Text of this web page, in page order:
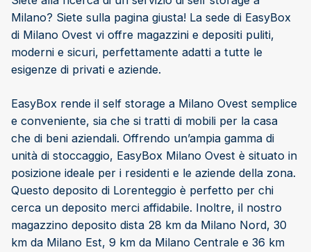
Milano? Siete sulla pagina giusta! La sede di EasyBox
di Milano Ovest vi offre magazzini e depositi puliti,
moderni e sicuri, perfettamente adatti a tutte le
esigenze di privati e aziende.
EasyBox rende il self storage a Milano Ovest semplice
e conveniente, sia che si tratti di mobili per la casa
che di beni aziendali. Offrendo un’ampia gamma di
unità di stoccaggio, EasyBox Milano Ovest è situato in
posizione ideale per i residenti e le aziende della zona.
Questo deposito di Lorenteggio è perfetto per chi
cerca un deposito merci affidabile. Inoltre, il nostro
magazzino deposito dista 28 km da Milano Nord, 30
km da Milano Est, 9 km da Milano Centrale e 36 km